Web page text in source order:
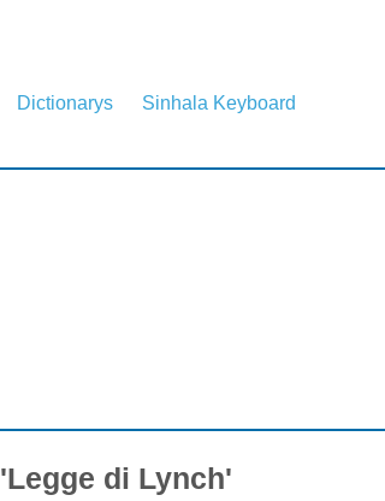
Dictionarys Sinhala Keyboard
'Legge di Lynch'